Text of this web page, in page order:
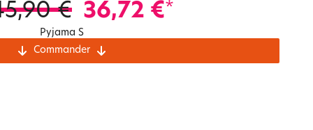
Notre marque Lauréat
€ 36,72 €*
Pyjama S
Commander